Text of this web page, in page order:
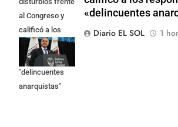
al Congreso y
calificó a los
responsables
como
"delincuentes
anarquistas"
«delincuentes
Diario EL SOL
1